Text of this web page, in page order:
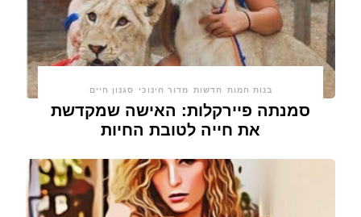
בנות חמות חדשות מדור חינוכי סגנון חיים
סמנתה פיירקלות: האישה שמקדשת
את חייה לטובת החיות